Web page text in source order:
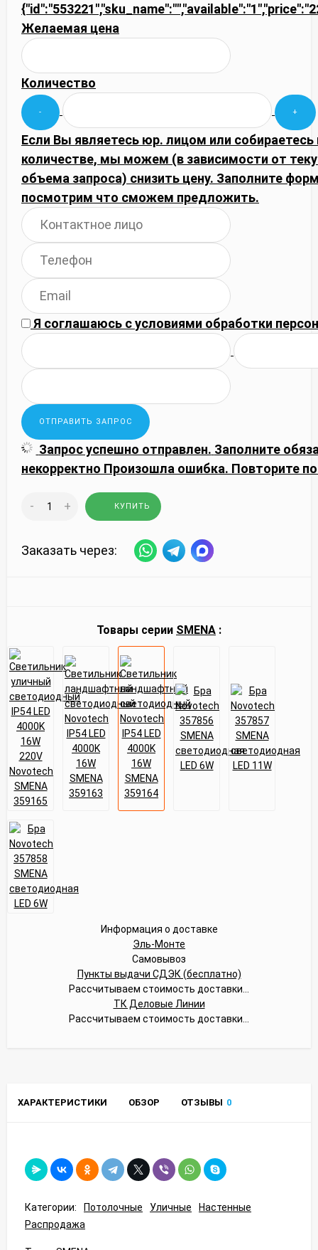
Желаемая цена
Количество
Если Вы являетесь юр. лицом или
количестве, мы можем (в зависимости от
объема запроса) снизить цену. Заполните
посмотрим что сможем предложить.
Я соглашаюсь сусловиями обработки
Запрос успешно отправлен. Заполните
некорректно Произошла ошибка. Повторите
- + КУПИТЬ
Заказать через:
Товары серии SMENA :
Информация о доставке
Эль-Монте
Самовывоз
Пункты выдачи СДЭК (бесплатно)
Рассчитываем стоимость доставки...
ТК Деловые Линии
Рассчитываем стоимость доставки...
ХАРАКТЕРИСТИКИ ОБЗОР ОТЗЫВЫ 0
Категории: Потолочные Уличные
Настенные
Распродажа